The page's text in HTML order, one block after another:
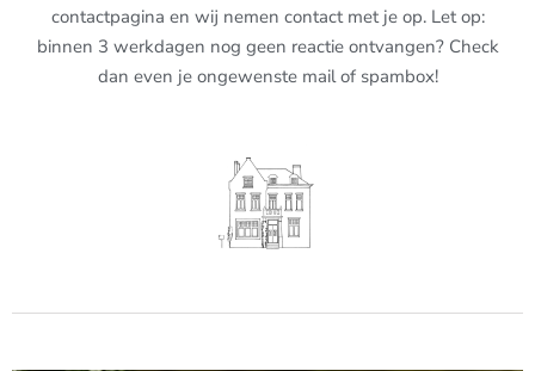
contactpagina en wij nemen contact met je op. Let op:
binnen 3 werkdagen nog geen reactie ontvangen? Check
dan even je ongewenste mail of spambox!